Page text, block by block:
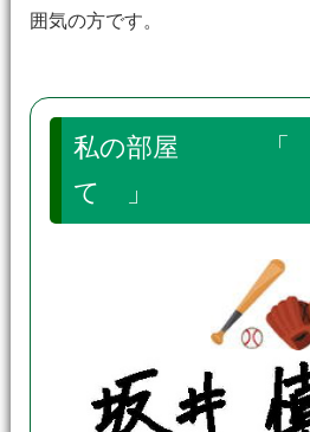
囲気の方です。
私の部屋 「
て 」